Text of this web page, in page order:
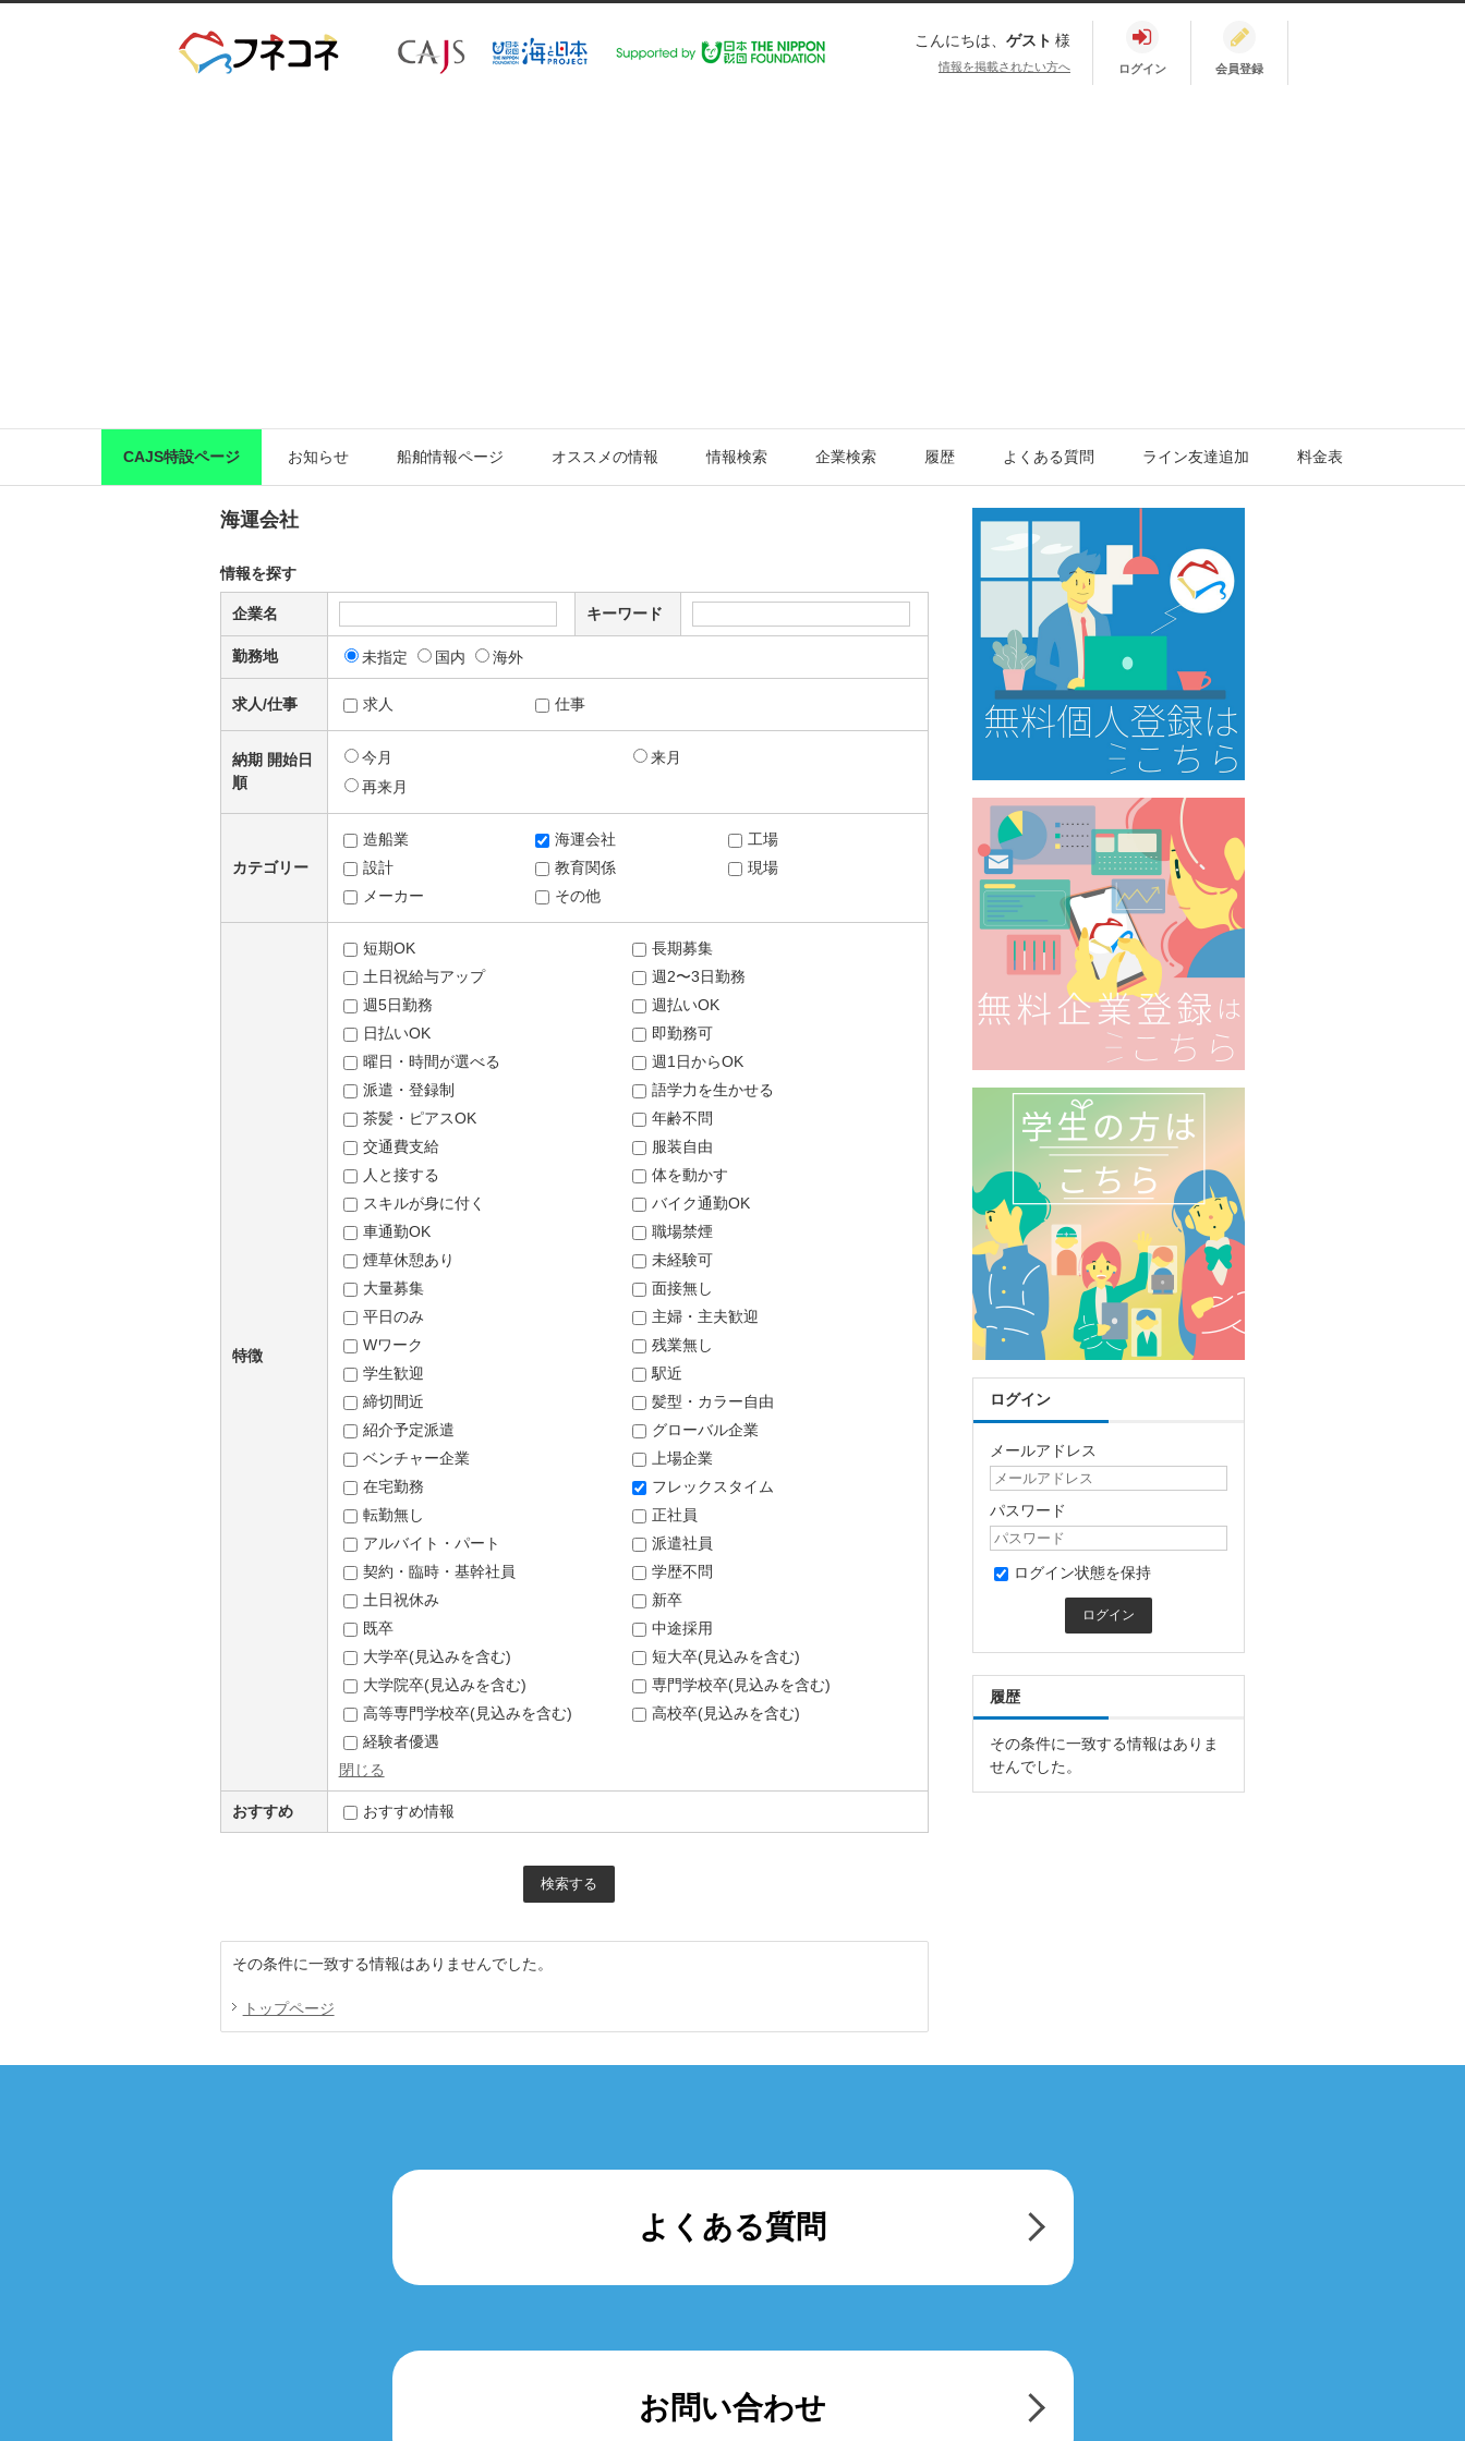
こんにちは、 ゲスト 様
情報を掲載されたい方へ ログイン 会員登録
CAJS特設ページ お知らせ 船舶情報ページ オススメの情報 情報検索 企業検索 履歴 よくある質問 ライン友達追加 料金表
海運会社
情報を探す
企業名 キーワード
勤務地 未指定 国内 海外
求人/仕事 求人 仕事
納期 開始日
順
今月
来月
再来月
カテゴリー
造船業 海運会社
工場
設計
教育関係
現場
メーカー
その他
特徴
短期OK
長期募集
土日祝給与アップ
週2〜3日勤務
週5日勤務
週払いOK
日払いOK
即勤務可
曜日・時間が選べる
週1日からOK
派遣・登録制
語学力を生かせる
茶髪・ピアスOK
年齢不問
交通費支給
服装自由
人と接する
体を動かす
スキルが身に付く
バイク通勤OK
車通勤OK
職場禁煙
煙草休憩あり
未経験可
大量募集
面接無し
平日のみ
主婦・主夫歓迎
Wワーク
残業無し
学生歓迎
駅近
締切間近
髪型・カラー自由
紹介予定派遣
グローバル企業
ベンチャー企業
上場企業
在宅勤務
フレックスタイム
転勤無し
正社員
アルバイト・パート
派遣社員
契約・臨時・基幹社員
学歴不問
土日祝休み
新卒
既卒
中途採用
大学卒(見込みを含む)
短大卒(見込みを含む)
大学院卒(見込みを含む)
専門学校卒(見込みを含む)
高等専門学校卒(見込みを含む)
高校卒(見込みを含む)
経験者優遇
閉じる
おすすめ おすすめ情報
その条件に一致する情報はありませんでした。
トップページ
ログイン
メールアドレス
パスワード
ログイン状態を保持
履歴
その条件に一致する情報はありま
せんでした。
よくある質問
お問い合わせ